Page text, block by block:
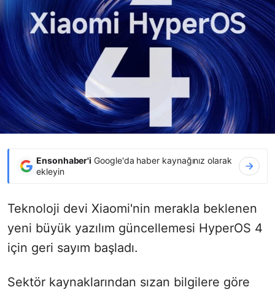
Ensonhaber'i Google'da haber kaynağınız olarak
ekleyin
Teknoloji devi Xiaomi'nin merakla beklenen
yeni büyük yazılım güncellemesi HyperOS 4
için geri sayım başladı.
Sektör kaynaklarından sızan bilgilere göre